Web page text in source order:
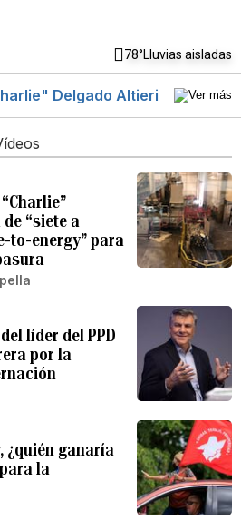
78°Lluvias aisladas
Delgado Altieri
“siete a
to-energy” para
líder del PPD
por la
¿quién ganaría
la